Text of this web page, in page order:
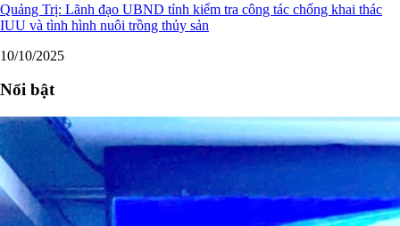
Quảng Trị: Lãnh đạo UBND tỉnh kiểm tra công tác chống khai thác
IUU và tình hình nuôi trồng thủy sản
10/10/2025
Nổi bật